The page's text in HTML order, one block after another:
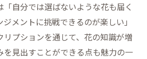
自分では選ばないような花も届く
メントに挑戦できるのが楽しい」
リプションを通じて、花の知識が増
を見出すことができる点も魅力の一